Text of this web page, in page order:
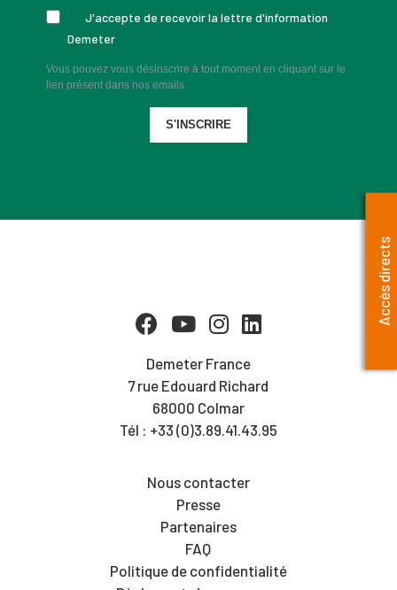
J'accepte de recevoir la lettre d'information
Demeter
Vous pouvez vous désinscrire à tout moment en cliquant sur le
lien présent dans nos emails.
S'INSCRIRE
Demeter France
7 rue Edouard Richard
68000 Colmar
Tél : +33 (0)3.89.41.43.95
Nous contacter
Presse
Partenaires
FAQ
Politique de confidentialité
Accès directs